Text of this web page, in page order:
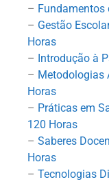
– Fundamentos
– Gestão
Horas
– Introdução à
– Metodologias
Horas
– Práticas em
120 Horas
– Saberes
Horas
– Tecnologias